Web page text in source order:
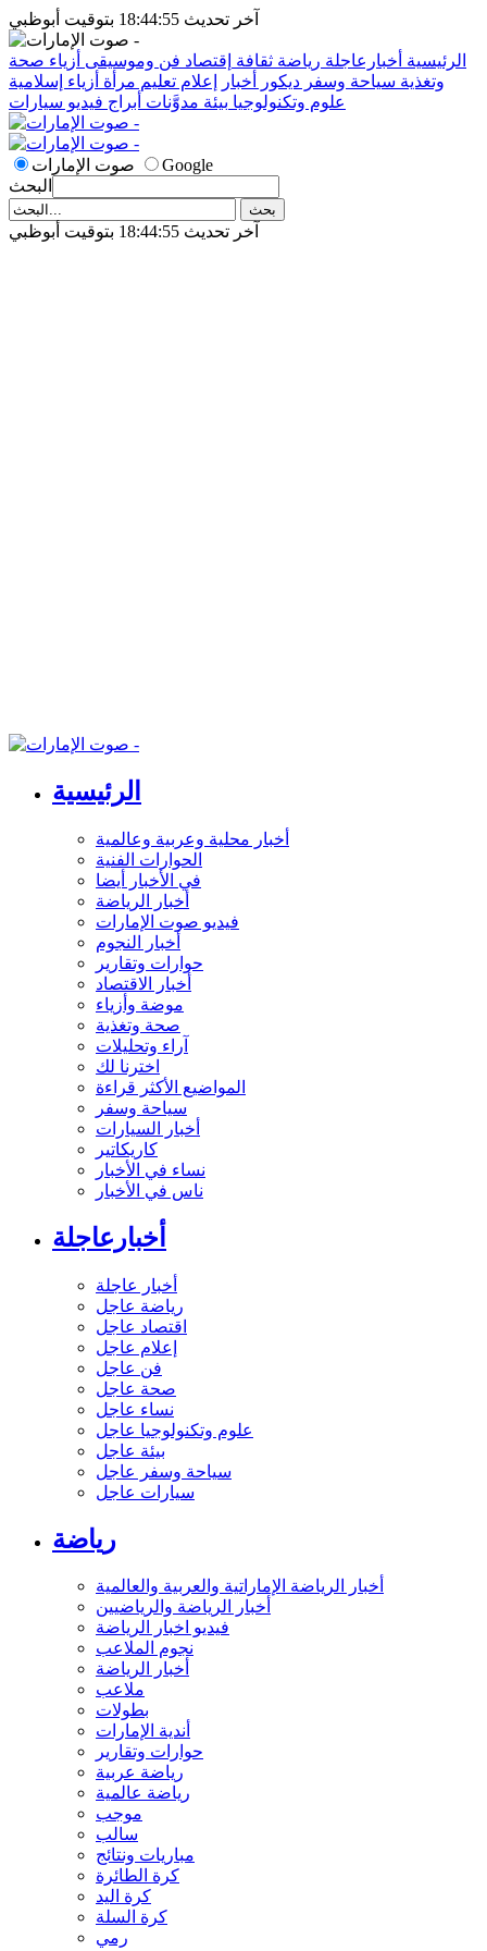
آخر تحديث 18:44:55 بتوقيت أبوظبي
الرئيسية أخبارعاجلة رياضة ثقافة إقتصاد فن وموسيقى أزياء صحة
وتغذية سياحة وسفر ديكور أخبار إعلام تعليم مرأة أزياء إسلامية
علوم وتكنولوجيا بيئة مدوَّنات أبراج فيديو سيارات
صوت الإمارات
Google
البحث
آخر تحديث 18:44:55 بتوقيت أبوظبي
الرئيسية
أخبار محلية وعربية وعالمية
الحوارات الفنية
في الأخبار أيضا
أخبار الرياضة
فيديو صوت الإمارات
أخبار النجوم
حوارات وتقارير
أخبار الاقتصاد
موضة وأزياء
صحة وتغذية
آراء وتحليلات
اخترنا لك
المواضيع الأكثر قراءة
سياحة وسفر
أخبار السيارات
كاريكاتير
نساء في الأخبار
ناس في الأخبار
أخبارعاجلة
أخبار عاجلة
رياضة عاجل
اقتصاد عاجل
إعلام عاجل
فن عاجل
صحة عاجل
نساء عاجل
علوم وتكنولوجيا عاجل
بيئة عاجل
سياحة وسفر عاجل
سيارات عاجل
رياضة
أخبار الرياضة الإماراتية والعربية والعالمية
أخبار الرياضة والرياضيين
فيديو اخبار الرياضة
نجوم الملاعب
أخبار الرياضة
ملاعب
بطولات
أندية الإمارات
حوارات وتقارير
رياضة عربية
رياضة عالمية
موجب
سالب
مباريات ونتائج
كرة الطائرة
كرة اليد
كرة السلة
رمي